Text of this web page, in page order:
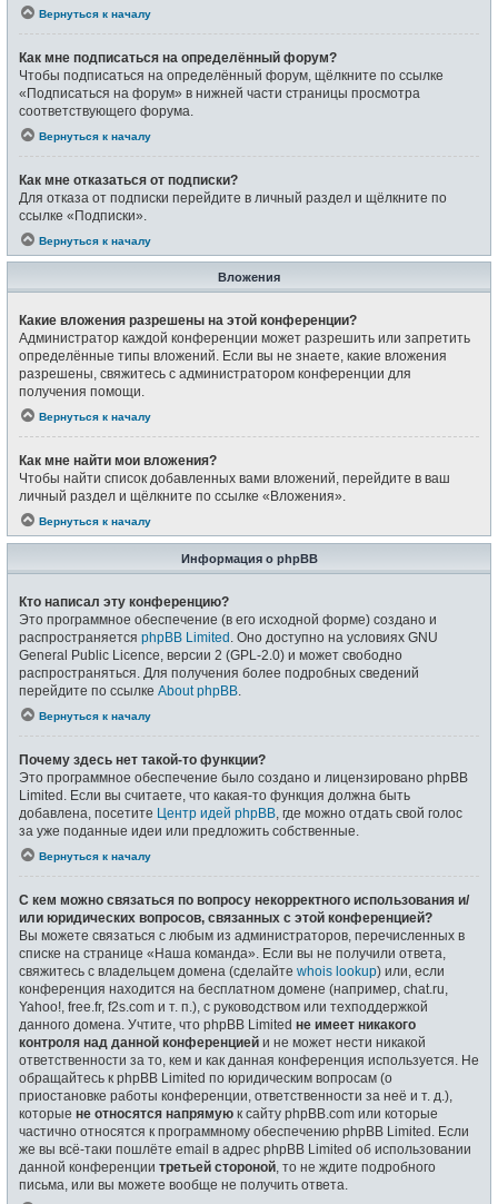
Вернуться к началу
Как мне подписаться на определённый форум?
Чтобы подписаться на определённый форум, щёлкните по ссылке
«Подписаться на форум» в нижней части страницы просмотра
соответствующего форума.
Вернуться к началу
Как мне отказаться от подписки?
Для отказа от подписки перейдите в личный раздел и щёлкните по
ссылке «Подписки».
Вернуться к началу
Вложения
Какие вложения разрешены на этой конференции?
Администратор каждой конференции может разрешить или запретить
определённые типы вложений. Если вы не знаете, какие вложения
разрешены, свяжитесь с администратором конференции для
получения помощи.
Вернуться к началу
Как мне найти мои вложения?
Чтобы найти список добавленных вами вложений, перейдите в ваш
личный раздел и щёлкните по ссылке «Вложения».
Вернуться к началу
Информация о phpBB
Кто написал эту конференцию?
Это программное обеспечение (в его исходной форме) создано и
распространяется phpBB Limited . Оно доступно на условиях GNU
General Public Licence, версии 2 (GPL-2.0) и может свободно
распространяться. Для получения более подробных сведений
перейдите по ссылке About phpBB
Вернуться к началу
Почему здесь нет такой-то функции?
Это программное обеспечение было создано и лицензировано phpBB
Limited. Если вы считаете, что какая-то функция должна быть
добавлена, посетите Центр идей phpBB , где можно отдать свой голос
за уже поданные идеи или предложить собственные.
Вернуться к началу
С кем можно связаться по вопросу некорректного использования и/
или юридических вопросов, связанных с этой конференцией?
Вы можете связаться с любым из администраторов, перечисленных в
списке на странице «Наша команда». Если вы не получили ответа,
свяжитесь с владельцем домена (сделайте whois lookup) или, если
конференция находится на бесплатном домене (например, chat.ru,
Yahoo!, free.fr, f2s.com и т. п.), с руководством или техподдержкой
данного домена. Учтите, что phpBB Limited не имеет никакого
контроля над данной конференцией и не может нести никакой
ответственности за то, кем и как данная конференция используется. Не
обращайтесь к phpBB Limited по юридическим вопросам (о
приостановке работы конференции, ответственности за неё и т. д.),
которые не относятся напрямую к сайту phpBB.com или которые
частично относятся к программному обеспечению phpBB Limited. Если
же вы всё-таки пошлёте email в адрес phpBB Limited об использовании
данной конференции третьей стороной , то не ждите подробного
письма, или вы можете вообще не получить ответа.